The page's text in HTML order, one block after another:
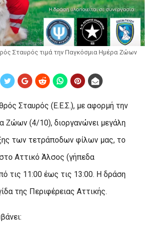
Σταυρός τιμά την Παγκόσμια Ημέρα Ζώων
Σταυρός (Ε.Ε.Σ.), με αφορμή την
Ζώων (4/10), διοργανώνει μεγάλη
των τετράποδων φίλων μας, το
Αττικό Άλσος (γήπεδα
τις 11:00 έως τις 13:00. Η δράση
της Περιφέρειας Αττικής.